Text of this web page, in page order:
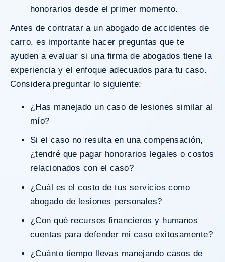
honorarios desde el primer momento.
Antes de contratar a un abogado de accidentes de
carro, es importante hacer preguntas que te
ayuden a evaluar si una firma de abogados tiene la
experiencia y el enfoque adecuados para tu caso.
Considera preguntar lo siguiente:
¿Has manejado un caso de lesiones similar al
mío?
Si el caso no resulta en una compensación,
¿tendré que pagar honorarios legales o costos
relacionados con el caso?
¿Cuál es el costo de tus servicios como
abogado de lesiones personales?
¿Con qué recursos financieros y humanos
cuentas para defender mi caso exitosamente?
¿Cuánto tiempo llevas manejando casos de